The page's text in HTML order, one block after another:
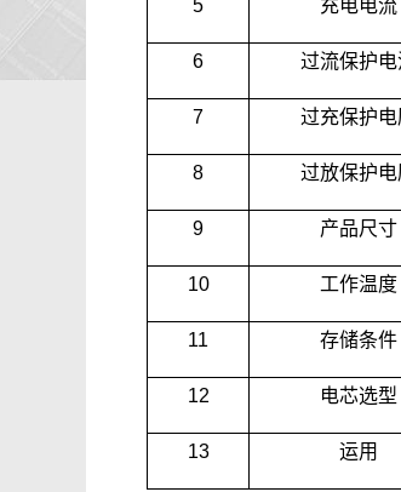
5 充电电流
6 过流保护电
7 过充保护电
8 过放保护电
9 产品尺寸
10 工作温度
11 存储条件
12 电芯选型
13 运用